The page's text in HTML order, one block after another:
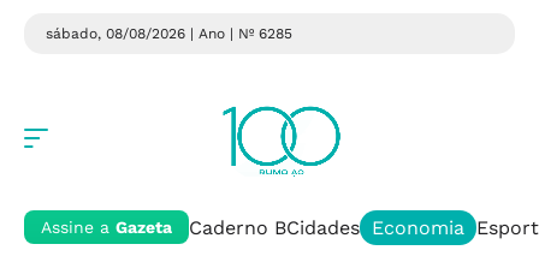
sábado, 08/08/2026 | Ano | Nº 6285
Assine a Gazeta Caderno BCidades Economia